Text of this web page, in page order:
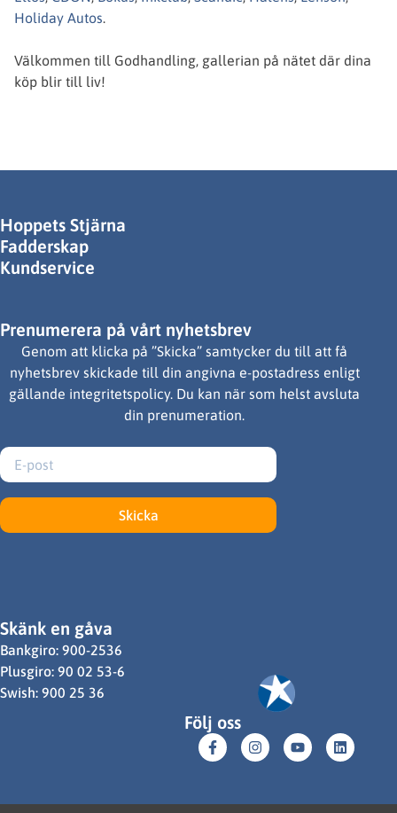
Holiday Autos.
Välkommen till Godhandling, gallerian på nätet där dina
köp blir till liv!
Hoppets Stjärna
Fadderskap
Kundservice
Prenumerera på vårt nyhetsbrev
Genom att klicka på ”Skicka” samtycker du till att få
nyhetsbrev skickade till din angivna e-postadress enligt
gällande integritetspolicy. Du kan när som helst avsluta
din prenumeration.
Skicka
Skänk en gåva
Bankgiro: 900-2536
Plusgiro: 90 02 53-6
Swish: 900 25 36
Följ oss